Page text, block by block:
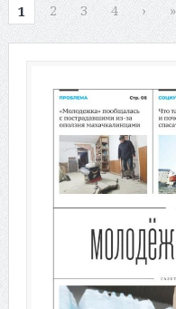
1 2 3 4 › »